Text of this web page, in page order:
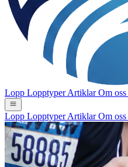
Lopp LopptyperArtiklarOm oss
Lopp LopptyperArtiklarOm oss